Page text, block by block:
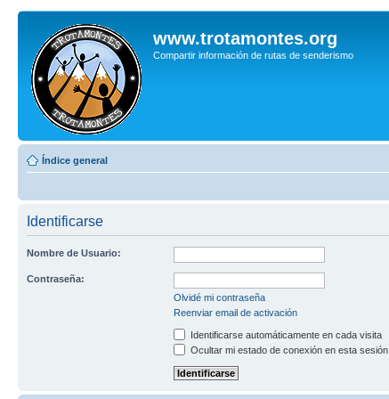
www.trotamontes.org
Compartir información de rutas de senderismo
Índice general
Identificarse
Nombre de Usuario:
Contraseña:
Olvidé mi contraseña
Reenviar email de activación
Identificarse automáticamente en cada visita
Ocultar mi estado de conexión en esta sesión